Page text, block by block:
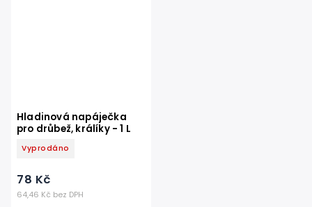
Hladinová napáječka
pro drůbež, králíky - 1 L
Vyprodáno
64,46 Kč bez DPH
78 Kč